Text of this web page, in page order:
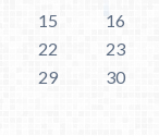
15
16
22
23
29
30